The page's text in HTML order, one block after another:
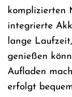
komplizierten
integrierte
lange
genießen
Aufladen
erfolgt